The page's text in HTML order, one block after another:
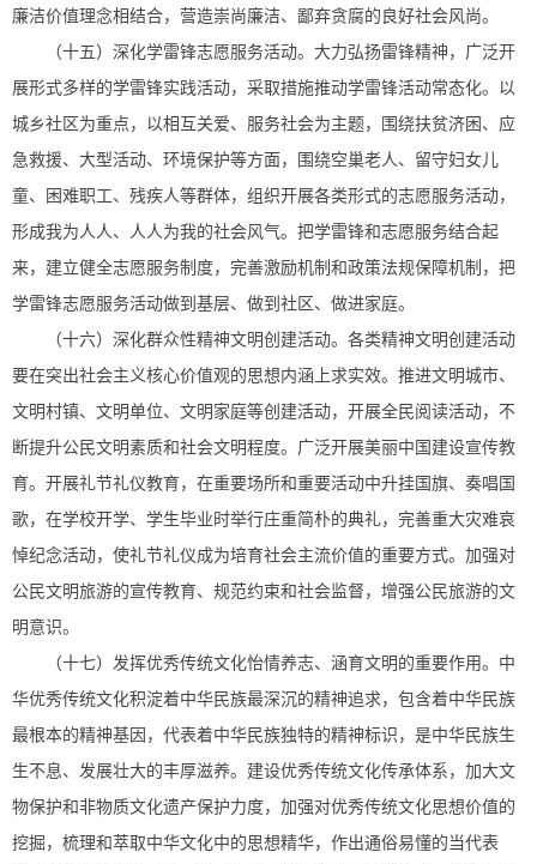
廉洁价值理念相结合，营造崇尚廉洁、鄙弃贪腐的良好社会风尚。
（十五）深化学雷锋志愿服务活动。大力弘扬雷锋精神，广泛开
展形式多样的学雷锋实践活动，采取措施推动学雷锋活动常态化。以
城乡社区为重点，以相互关爱、服务社会为主题，围绕扶贫济困、应
急救援、大型活动、环境保护等方面，围绕空巢老人、留守妇女儿
童、困难职工、残疾人等群体，组织开展各类形式的志愿服务活动，
形成我为人人、人人为我的社会风气。把学雷锋和志愿服务结合起
来，建立健全志愿服务制度，完善激励机制和政策法规保障机制，把
学雷锋志愿服务活动做到基层、做到社区、做进家庭。
（十六）深化群众性精神文明创建活动。各类精神文明创建活动
要在突出社会主义核心价值观的思想内涵上求实效。推进文明城市、
文明村镇、文明单位、文明家庭等创建活动，开展全民阅读活动，不
断提升公民文明素质和社会文明程度。广泛开展美丽中国建设宣传教
育。开展礼节礼仪教育，在重要场所和重要活动中升挂国旗、奏唱国
歌，在学校开学、学生毕业时举行庄重简朴的典礼，完善重大灾难哀
悼纪念活动，使礼节礼仪成为培育社会主流价值的重要方式。加强对
公民文明旅游的宣传教育、规范约束和社会监督，增强公民旅游的文
明意识。
（十七）发挥优秀传统文化怡情养志、涵育文明的重要作用。中
华优秀传统文化积淀着中华民族最深沉的精神追求，包含着中华民族
最根本的精神基因，代表着中华民族独特的精神标识，是中华民族生
生不息、发展壮大的丰厚滋养。建设优秀传统文化传承体系，加大文
物保护和非物质文化遗产保护力度，加强对优秀传统文化思想价值的
挖掘，梳理和萃取中华文化中的思想精华，作出通俗易懂的当代表